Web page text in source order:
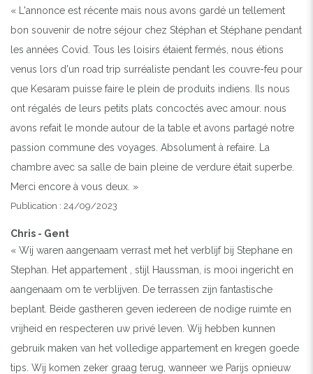
« L'annonce est récente mais nous avons gardé un tellement
bon souvenir de notre séjour chez Stéphan et Stéphane pendant
les années Covid. Tous les loisirs étaient fermés, nous étions
venus lors d'un road trip surréaliste pendant les couvre-feu pour
que Kesaram puisse faire le plein de produits indiens. Ils nous
ont régalés de leurs petits plats concoctés avec amour. nous
avons refait le monde autour de la table et avons partagé notre
passion commune des voyages. Absolument à refaire. La
chambre avec sa salle de bain pleine de verdure était superbe.
Merci encore à vous deux. »
Publication : 24/09/2023
Chris - Gent
« Wij waren aangenaam verrast met het verblijf bij Stephane en
Stephan. Het appartement , stijl Haussman, is mooi ingericht en
aangenaam om te verblijven. De terrassen zijn fantastische
beplant. Beide gastheren geven iedereen de nodige ruimte en
vrijheid en respecteren uw privé leven. Wij hebben kunnen
gebruik maken van het volledige appartement en kregen goede
tips. Wij komen zeker graag terug, wanneer we Parijs opnieuw